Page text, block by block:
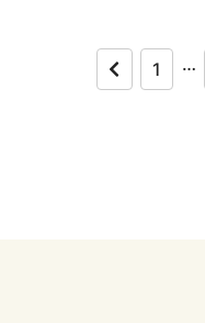
1 …